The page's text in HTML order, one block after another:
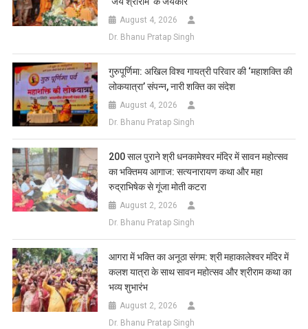
August 4, 2026
Dr. Bhanu Pratap Singh
गुरुपूर्णिमा: अखिल विश्व गायत्री परिवार की ‘महाशक्ति की
लोकयात्रा’ संपन्न, नारी शक्ति का संदेश
August 4, 2026
Dr. Bhanu Pratap Singh
200 साल पुराने श्री धनकामेश्वर मंदिर में सावन महोत्सव
का भक्तिमय आगाज: सत्यनारायण कथा और महा
रुद्राभिषेक से गूंजा मोती कटरा
August 2, 2026
Dr. Bhanu Pratap Singh
आगरा में भक्ति का अनूठा संगम: श्री महाकालेश्वर मंदिर में
कलश यात्रा के साथ सावन महोत्सव और श्रीराम कथा का
भव्य शुभारंभ
August 2, 2026
Dr. Bhanu Pratap Singh